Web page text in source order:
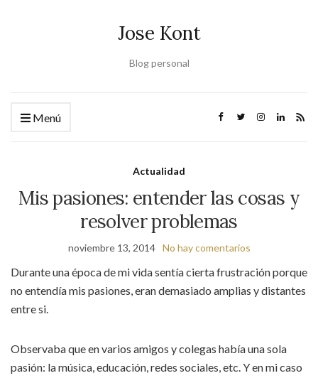
Jose Kont
Blog personal
Menú
Actualidad
Mis pasiones: entender las cosas y
resolver problemas
noviembre 13, 2014 No hay comentarios
Durante una época de mi vida sentía cierta frustración porque
no entendía mis pasiones, eran demasiado amplias y distantes
entre si.
Observaba que en varios amigos y colegas había una sola
pasión: la música, educación, redes sociales, etc. Y en mi caso